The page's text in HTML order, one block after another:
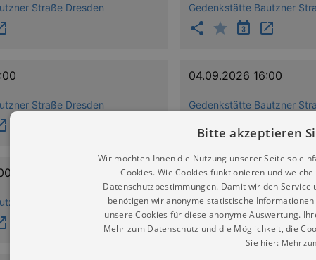
Straße Dresden Gedenkstätte Bautzner
Straße Dresden
04.09.2026 16:00
Gedenkstätte Bautzner
Straße Dresden
18.09.2026 16:00
Gedenkstätte Bautzner
Bitte akzeptieren
Wir möchten Ihnen die Nutzung unserer Seite so
Cookies. Wie Cookies funktionieren und
Datenschutzbestimmungen. Damit wir den
benötigen wir anonyme statistische
unsere Cookies für diese anonyme Auswertung.
Mehr zum Datenschutz und die Möglichkeit, die
Sie hier: Mehr